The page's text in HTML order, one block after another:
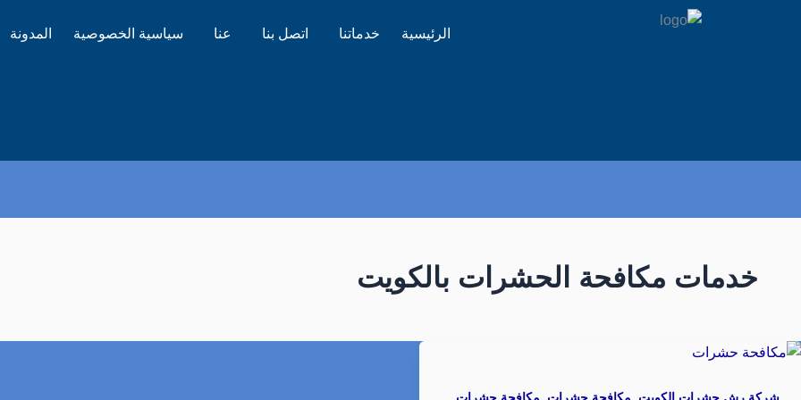
الرئيسية خدماتنا اتصل بنا عنا سياسية الخصوصية المدونة
خدمات مكافحة الحشرات بالكويت
,
,